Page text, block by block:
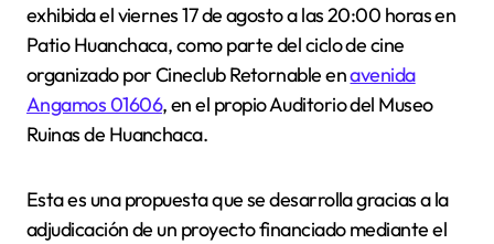
exhibida el viernes 17 de agosto a las 20:00 horas en
Patio Huanchaca, como parte del ciclo de cine
organizado por Cineclub Retornable enavenida
Angamos 01606, en el propio Auditorio del Museo
Ruinas de Huanchaca.
Esta es una propuesta que se desarrolla gracias a la
adjudicación de un proyecto financiado mediante el